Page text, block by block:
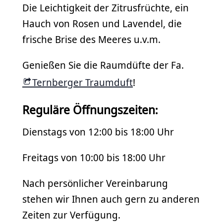
Die Leichtigkeit der Zitrusfrüchte, ein
Hauch von Rosen und Lavendel, die
frische Brise des Meeres u.v.m.
Genießen Sie die Raumdüfte der Fa.
Ternberger Traumduft!
Reguläre Öffnungszeiten:
Dienstags von 12:00 bis 18:00 Uhr
Freitags von 10:00 bis 18:00 Uhr
Nach persönlicher Vereinbarung
stehen wir Ihnen auch gern zu anderen
Zeiten zur Verfügung.